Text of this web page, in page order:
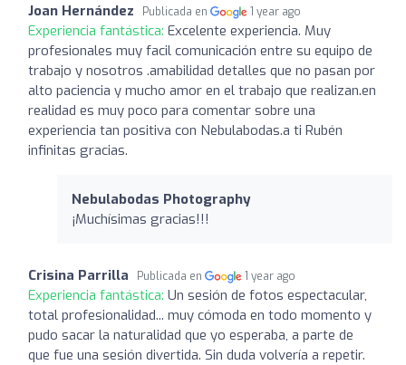
Joan Hernández Publicada en 1 year ago
Experiencia fantástica: Excelente experiencia. Muy
profesionales muy facil comunicación entre su equipo de
trabajo y nosotros .amabilidad detalles que no pasan por
alto paciencia y mucho amor en el trabajo que realizan.en
realidad es muy poco para comentar sobre una
experiencia tan positiva con Nebulabodas.a ti Rubén
infinitas gracias.
Nebulabodas Photography
¡Muchísimas gracias!!!
Crisina Parrilla Publicada en 1 year ago
Experiencia fantástica: Un sesión de fotos espectacular,
total profesionalidad... muy cómoda en todo momento y
pudo sacar la naturalidad que yo esperaba, a parte de
que fue una sesión divertida. Sin duda volvería a repetir.